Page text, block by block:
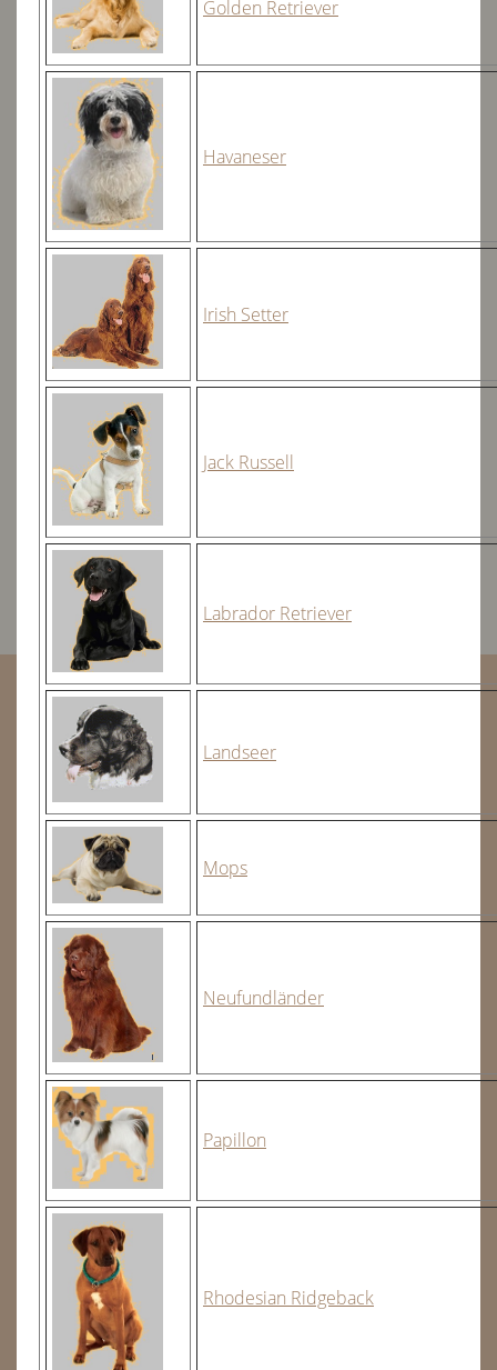
Golden Retriever
Havaneser
Irish Setter
Jack Russell
Labrador Retriever
Landseer
Mops
Neufundländer
Papillon
Rhodesian Ridgeback